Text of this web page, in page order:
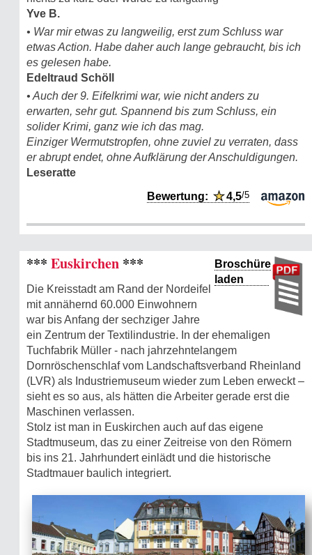
Yve B.
• War mir etwas zu langweilig, erst zum Schluss war
etwas Action. Habe daher auch lange gebraucht, bis ich
es gelesen habe.
Edeltraud Schöll
• Auch der 9. Eifelkrimi war, wie nicht anders zu
erwarten, sehr gut. Spannend bis zum Schluss, ein
solider Krimi, ganz wie ich das mag.
Einziger Wermutstropfen, ohne zuviel zu verraten, dass
er abrupt endet, ohne Aufklärung der Anschuldigungen.
Leseratte
Bewertung:★4,5/5
Broschüre
laden
*** Euskirchen ***
Die Kreisstadt am Rand der Nordeifel
mit annähernd 60.000 Einwohnern
war bis Anfang der sechziger Jahre
ein Zentrum der Textilindustrie. In der ehemaligen
Tuchfabrik Müller - nach jahrzehntelangem
Dornröschenschlaf vom Landschaftsverband Rheinland
(LVR) als Industriemuseum wieder zum Leben erweckt –
sieht es so aus, als hätten die Arbeiter gerade erst die
Maschinen verlassen.
Stolz ist man in Euskirchen auch auf das eigene
Stadtmuseum, das zu einer Zeitreise von den Römern
bis ins 21. Jahrhundert einlädt und die historische
Stadtmauer baulich integriert.